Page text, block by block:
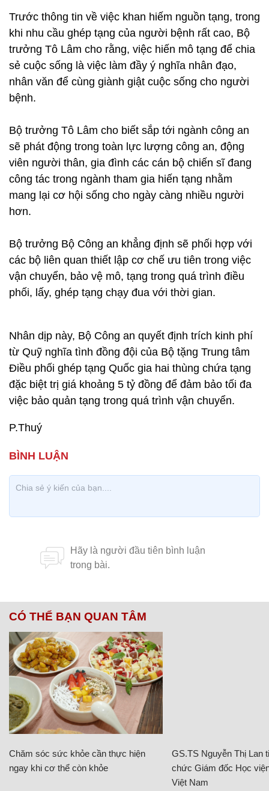
Trước thông tin về việc khan hiếm nguồn tạng, trong
khi nhu cầu ghép tạng của người bệnh rất cao, Bộ
trưởng Tô Lâm cho rằng, việc hiến mô tạng để chia
sẻ cuộc sống là việc làm đầy ý nghĩa nhân đạo,
nhân văn để cùng giành giật cuộc sống cho người
bệnh.
Bộ trưởng Tô Lâm cho biết sắp tới ngành công an
sẽ phát động trong toàn lực lượng công an, động
viên người thân, gia đình các cán bộ chiến sĩ đang
công tác trong ngành tham gia hiến tạng nhằm
mang lại cơ hội sống cho ngày càng nhiều người
hơn.
Bộ trưởng Bộ Công an khẳng định sẽ phối hợp với
các bộ liên quan thiết lập cơ chế ưu tiên trong việc
vận chuyển, bảo vệ mô, tạng trong quá trình điều
phối, lấy, ghép tạng chạy đua với thời gian.
Nhân dịp này, Bộ Công an quyết định trích kinh phí
từ Quỹ nghĩa tình đồng đội của Bộ tặng Trung tâm
Điều phối ghép tạng Quốc gia hai thùng chứa tạng
đặc biệt trị giá khoảng 5 tỷ đồng để đảm bảo tối đa
việc bảo quản tạng trong quá trình vận chuyển.
P.Thuý
CÓ THỂ BẠN QUAN TÂM
Chăm sóc sức khỏe cần thực hiện
ngay khi cơ thể còn khỏe
GS.TS Nguyễn Thị Lan
chức Giám đốc Học
Việt Nam